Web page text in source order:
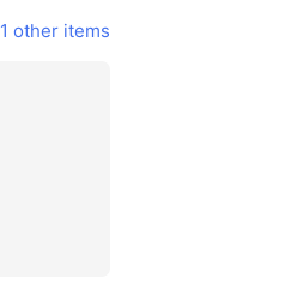
1 other items